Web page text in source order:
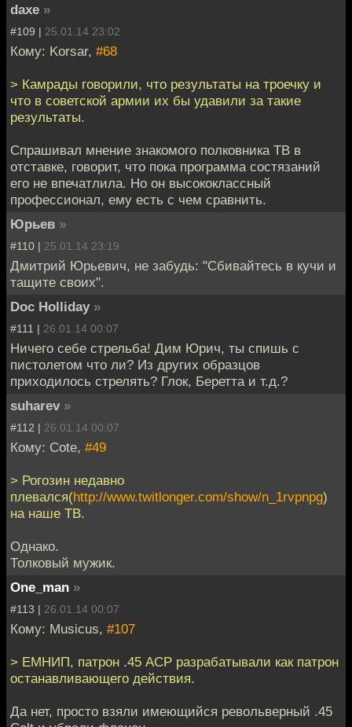
daxe »
#109 | 25.01.14 23:02
Кому: Korsar, #68
> Камрады говорили, что результаты на троечку и
что в советской армии их бы удавили за такие
результаты.
Спрашивал мнение знакомого полковника ТВ в
отставке, говорит, что пока программа состязаний
его не впечатлила. Но он высококлассный
профессионал, ему есть с чем сравнить.
Юрьев »
#110 | 25.01.14 23:19
Дмитрий Юрьевич, не забудь: "Сбивайтесь в кучи и
тащите своих".
Doc Holliday »
#111 | 26.01.14 00:07
Ничего себе стрельба! Дим Юрич, ты спишь с
пистолетом что ли? Из других образцов
приходилось стрелять? Глок, Беретта и т.д.?
suharev »
#112 | 26.01.14 00:07
Кому: Cote, #49
> Рогозин недавно
плевался(http://www.twitlonger.com/show/n_1rvpnpg)
на наше ТВ.
Однако.
Толковый мужик.
One_man »
#113 | 26.01.14 00:07
Кому: Musicus, #107
> ЕМНИП, патрон .45 ACP разрабатывали как патрон
останавливающего действия.
Да нет, просто взяли имеющийся револьверный .45